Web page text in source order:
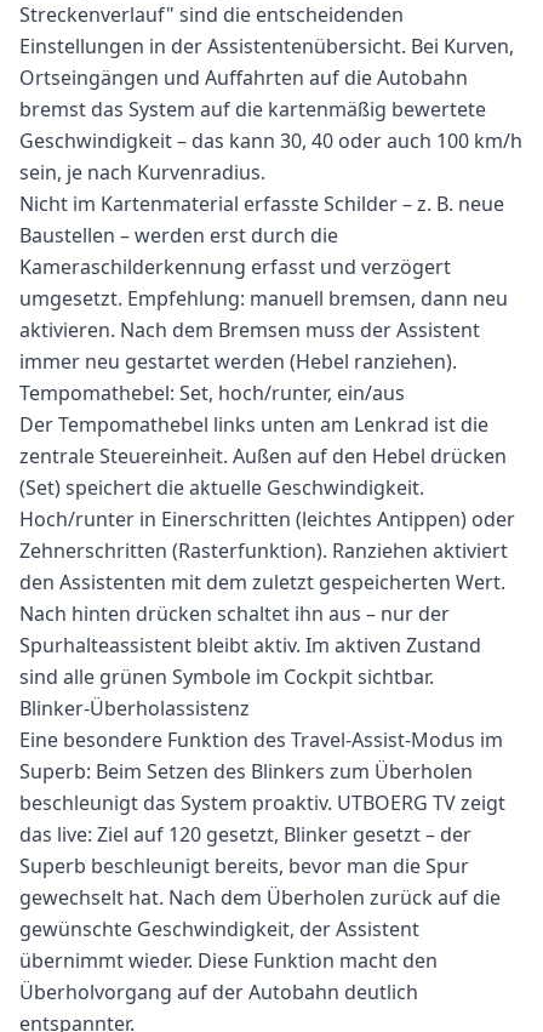
Streckenverlauf" sind die entscheidenden
Einstellungen in der Assistentenübersicht. Bei Kurven,
Ortseingängen und Auffahrten auf die Autobahn
bremst das System auf die kartenmäßig bewertete
Geschwindigkeit – das kann 30, 40 oder auch 100 km/h
sein, je nach Kurvenradius.
Nicht im Kartenmaterial erfasste Schilder – z. B. neue
Baustellen – werden erst durch die
Kameraschilderkennung erfasst und verzögert
umgesetzt. Empfehlung: manuell bremsen, dann neu
aktivieren. Nach dem Bremsen muss der Assistent
immer neu gestartet werden (Hebel ranziehen).
Tempomathebel: Set, hoch/runter, ein/aus
Der Tempomathebel links unten am Lenkrad ist die
zentrale Steuereinheit. Außen auf den Hebel drücken
(Set) speichert die aktuelle Geschwindigkeit.
Hoch/runter in Einerschritten (leichtes Antippen) oder
Zehnerschritten (Rasterfunktion). Ranziehen aktiviert
den Assistenten mit dem zuletzt gespeicherten Wert.
Nach hinten drücken schaltet ihn aus – nur der
Spurhalteassistent bleibt aktiv. Im aktiven Zustand
sind alle grünen Symbole im Cockpit sichtbar.
Blinker-Überholassistenz
Eine besondere Funktion des Travel-Assist-Modus im
Superb: Beim Setzen des Blinkers zum Überholen
beschleunigt das System proaktiv. UTBOERG TV zeigt
das live: Ziel auf 120 gesetzt, Blinker gesetzt – der
Superb beschleunigt bereits, bevor man die Spur
gewechselt hat. Nach dem Überholen zurück auf die
gewünschte Geschwindigkeit, der Assistent
übernimmt wieder. Diese Funktion macht den
Überholvorgang auf der Autobahn deutlich
entspannter.